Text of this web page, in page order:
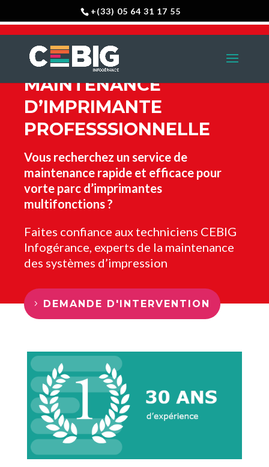
+(33) 05 64 31 17 55
MAINTENANCE
D’IMPRIMANTE
PROFESSSIONNELLE
Vous recherchez un service de
maintenance rapide et efficace pour
vorte parc d’imprimantes
multifonctions ?
Faites confiance aux techniciens CEBIG
Infogérance, experts de la maintenance
des systèmes d’impression
DEMANDE D'INTERVENTION